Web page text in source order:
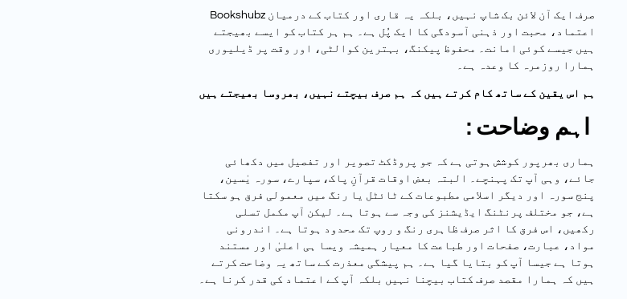
Bookshubz صرف ایک آن لائن بک شاپ نہیں، بلکہ یہ قاری اور کتاب کے درمیان
اعتماد، محبت اور ذہنی آسودگی کا ایک پُل ہے۔ ہم ہر کتاب کو ایسے بھیجتے
ہیں جیسے کوئی امانت۔ محفوظ پیکنگ، بہترین کوالٹی، اور وقت پر ڈیلیوری
ہمارا روزمرہ کا وعدہ ہے۔
ہم اس یقین کے ساتھ کام کرتے ہیں کہ ہم صرف بیچتے نہیں، بھروسا بھیجتے ہیں
: اہم وضاحت
ہماری بھرپور کوشش ہوتی ہے کہ جو پروڈکٹ تصویر اور تفصیل میں دکھائی
جائے، وہی آپ تک پہنچے۔ البتہ بعض اوقات قرآنِ پاک، سپارے، سورہ یٰسین،
پنج سورہ اور دیگر اسلامی مطبوعات کے ٹائٹل یا رنگ میں معمولی فرق ہو سکتا
ہے، جو مختلف پرنٹنگ ایڈیشنز کی وجہ سے ہوتا ہے۔ لیکن آپ مکمل تسلی
رکھیں، اس فرق کا اثر صرف ظاہری رنگ و روپ تک محدود ہوتا ہے۔ اندرونی
مواد، عبارت، صفحات اور طباعت کا معیار ہمیشہ ویسا ہی اعلیٰ اور مستند
ہوتا ہے جیسا آپ کو بتایا گیا ہے۔ ہم پیشگی معذرت کے ساتھ یہ وضاحت کرتے
ہیں کہ ہمارا مقصد صرف کتاب بیچنا نہیں بلکہ آپ کے اعتماد کی قدر کرنا ہے۔